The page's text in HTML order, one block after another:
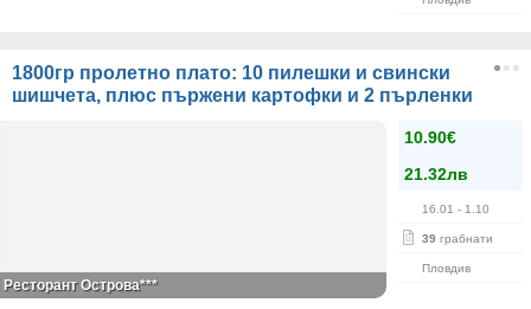
1800гр пролетно плато: 10 пилешки и свински
шишчета, плюс пържени картофки и 2 пърленки
10.90€
21.32лв
16.01 - 1.10
39 грабнати
Пловдив
Ресторант Острова***